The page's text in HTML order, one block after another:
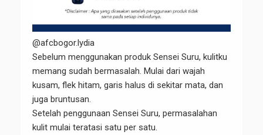
@afcbogor.lydia
Sebelum menggunakan produk Sensei Suru, kulitku
memang sudah bermasalah. Mulai dari wajah
kusam, flek hitam, garis halus di sekitar mata, dan
juga bruntusan.
Setelah penggunaan Sensei Suru, permasalahan
kulit mulai teratasi satu per satu.